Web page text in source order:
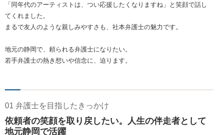
「同年代のアーティストは、つい応援したくなりますね」と笑顔で話し
てくれました。
まるで友人のような親しみやすさも、社本弁護士の魅力です。
地元の静岡で、頼られる弁護士になりたい。
若手弁護士の熱き想いや信念に、迫ります。
01 弁護士を目指したきっかけ
依頼者の笑顔を取り戻したい。人生の伴走者として
地元静岡で活躍